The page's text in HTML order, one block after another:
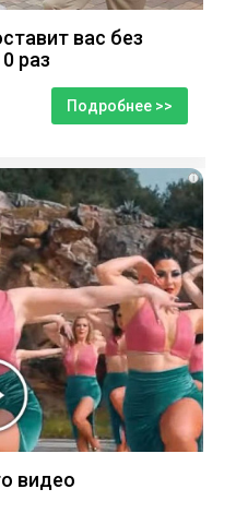
вас без
раз
Подробнее >>
i
видео